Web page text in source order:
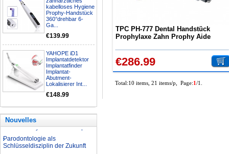
kabelloses Hygiene
Prophy-Handstück
360°drehbar 6-
Ga...
€139.99
YAHOPE iD1
Implantatdetektor
Implantatfinder
Implantat-
Abutment-
Lokalisierer Int...
€148.99
Nouvelles
Hand- und Winkelstücken zu
beachten?
Wie können erhöhte
Koloniezahlen im Wasser
dauerhaft reduziert werden?
zahnarzt Ultraschallgerätes zu
beachten?
Zahnaufhellung FAQ
Was ist Medical Dental
Tourismus und wie es Ihnen
Behandlung Dental Unfälle
Dentale Polymerisationslampe
Parodontologie als
Schlüsseldisziplin der Zukunft
TPC PH-777 Dental Handstück
Prophylaxe Zahn Prophy Aide
Schwarz
€286.99
Total:10 items, 21 items/p, Page:1/1.